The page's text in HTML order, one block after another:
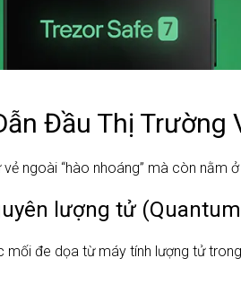
Đầu Thị Trường
ngoài “hào nhoáng” mà còn nằm
lượng tử
đe dọa từ máy tính lượng tử